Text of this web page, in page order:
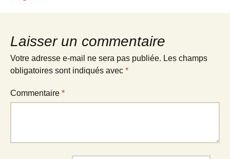
articles
Laisser un commentaire
Votre adresse e-mail ne sera pas publiée. Les champs
obligatoires sont indiqués avec *
Commentaire *